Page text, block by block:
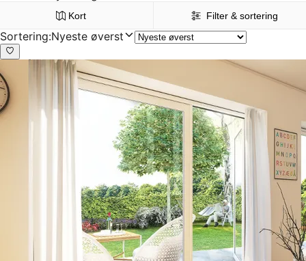
Kort Filter & sortering
Sortering:Nyeste øverst